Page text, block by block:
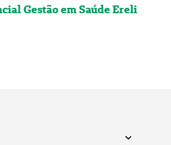
Gestão em Saúde Ereli